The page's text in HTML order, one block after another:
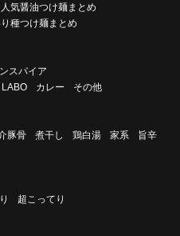
人気醤油つけ麺まとめ
種つけ麺まとめ
スパイア
カレー その他
豚骨 煮干し 鶏白湯 家系
旨辛
超こってり